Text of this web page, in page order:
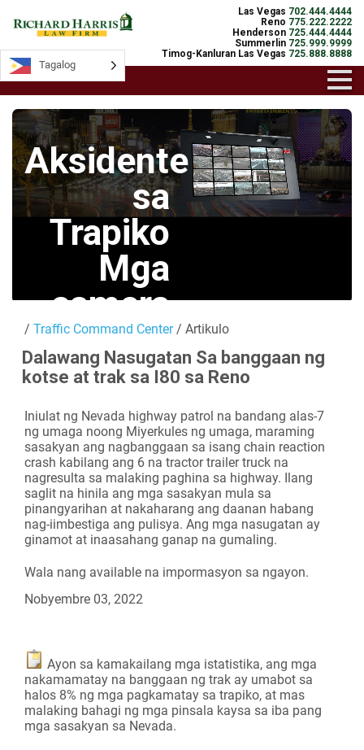
Las Vegas 702.444.4444
Reno 775.222.2222
Henderson 725.444.4444
Summerlin 725.999.9999
Timog-Kanluran Las Vegas 725.888.8888
Aksidente
sa
Trapiko
Mga
camera
Mga Live na
Camera
/ Traffic Command Center/ Artikulo
Dalawang Nasugatan Sa banggaan ng
kotse at trak sa I80 sa Reno
Iniulat ng Nevada highway patrol na bandang alas-7
ng umaga noong Miyerkules ng umaga, maraming
sasakyan ang nagbanggaan sa isang chain reaction
crash kabilang ang 6 na tractor trailer truck na
nagresulta sa malaking paghina sa highway. Ilang
saglit na hinila ang mga sasakyan mula sa
pinangyarihan at nakaharang ang daanan habang
nag-iimbestiga ang pulisya. Ang mga nasugatan ay
ginamot at inaasahang ganap na gumaling.
Wala nang available na impormasyon sa ngayon.
Nobyembre 03, 2022
Ayon sa kamakailang mga istatistika, ang mga
nakamamatay na banggaan ng trak ay umabot sa
halos 8% ng mga pagkamatay sa trapiko, at mas
malaking bahagi ng mga pinsala kaysa sa iba pang
mga sasakyan sa Nevada.
Tagalog
Tagalog